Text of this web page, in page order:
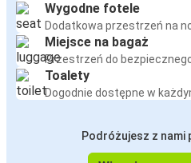
Wygodne fotele
Dodatkowa przestrzeń na
Miejsce na bagaż
Przestrzeń do
Toalety
Dogodnie dostępne w
Podróżujesz z nami